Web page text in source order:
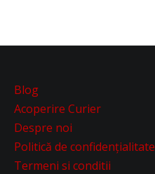
Blog
Acoperire Curier
Despre noi
Politică de confidențialitate
Termeni si conditii